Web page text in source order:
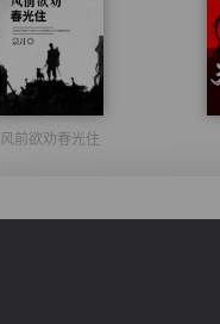
风前欲劝春光住